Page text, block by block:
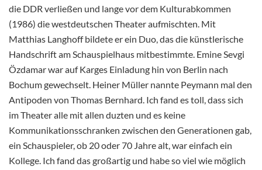
die DDR verließen und lange vor dem Kulturabkommen
(1986) die westdeutschen Theater aufmischten. Mit
Matthias Langhoff bildete er ein Duo, das die künstlerische
Handschrift am Schauspielhaus mitbestimmte. Emine Sevgi
Özdamar war auf Karges Einladung hin von Berlin nach
Bochum gewechselt. Heiner Müller nannte Peymann mal den
Antipoden von Thomas Bernhard. Ich fand es toll, dass sich
im Theater alle mit allen duzten und es keine
Kommunikationsschranken zwischen den Generationen gab,
ein Schauspieler, ob 20 oder 70 Jahre alt, war einfach ein
Kollege. Ich fand das großartig und habe so viel wie möglich